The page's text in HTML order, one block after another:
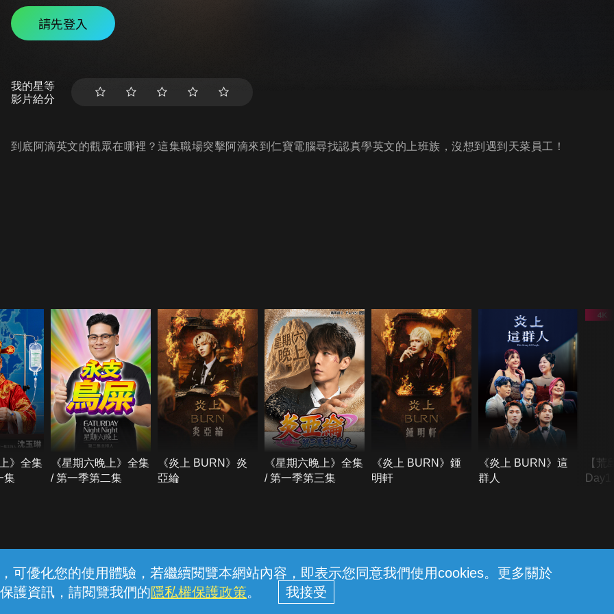
可優化您的使用體驗，若繼續閱覽本網站內容，即表示您同意我們使用cookies。更多關於
護資訊，請閱覽我們的隱私權保護政策。
請先登入
我的星等
影片給分
到底阿滴英文的觀眾在哪裡？這集職場突擊阿滴來到仁寶電腦尋找認真學英文的上班族，沒想到遇到天菜員工！
》全集
集
《星期六晚上》全集
/ 第一季第二集
《炎上 BURN》炎
亞綸
《星期六晚上》全集
/ 第一季第三集
《炎上 BURN》鍾
明軒
《炎上 BURN》這
群人
【荒
線上客服 服務條款 隱私權保護
中華電信股份有限公司個人家庭分公司 (統一編號：96979949) © 2026